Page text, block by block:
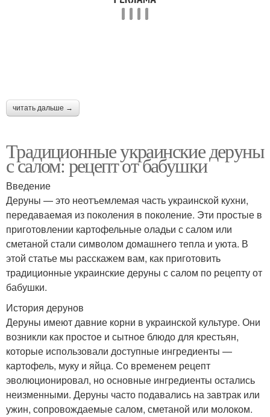
условиях
Вареники с квашеной
капустой
Вареники с капустой
читать дальше →
Традиционные украинские деруны
с салом: рецепт от бабушки
Введение
Деруны — это неотъемлемая часть украинской кухни,
передаваемая из поколения в поколение. Эти простые в
приготовлении картофельные оладьи с салом или
сметаной стали символом домашнего тепла и уюта. В
этой статье мы расскажем вам, как приготовить
традиционные украинские деруны с салом по рецепту от
бабушки.
История дерунов
Деруны имеют давние корни в украинской культуре. Они
возникли как простое и сытное блюдо для крестьян,
которые использовали доступные ингредиенты —
картофель, муку и яйца. Со временем рецепт
эволюционировал, но основные ингредиенты остались
неизменными. Деруны часто подавались на завтрак или
ужин, сопровождаемые салом, сметаной или молоком.